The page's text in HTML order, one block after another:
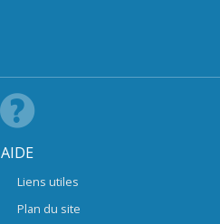
AIDE
Liens utiles
Plan du site